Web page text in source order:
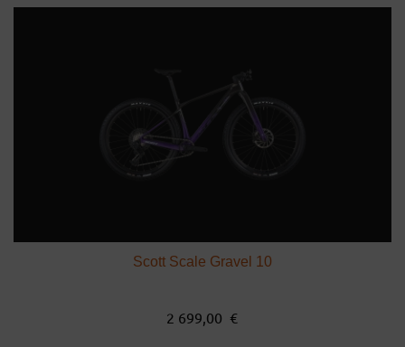
Scott Scale Gravel 10
2 699,00 €